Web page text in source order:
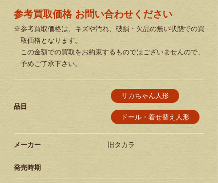
参考買取価格 お問い合わせください
※参考買取価格は、キズや汚れ、破損・欠品の無い状態での買
取価格となります。
この金額での買取をお約束するものではございませんので、
予めご了承下さい。
品目
リカちゃん人形
ドール・着せ替え人形
メーカー 旧タカラ
発売時期